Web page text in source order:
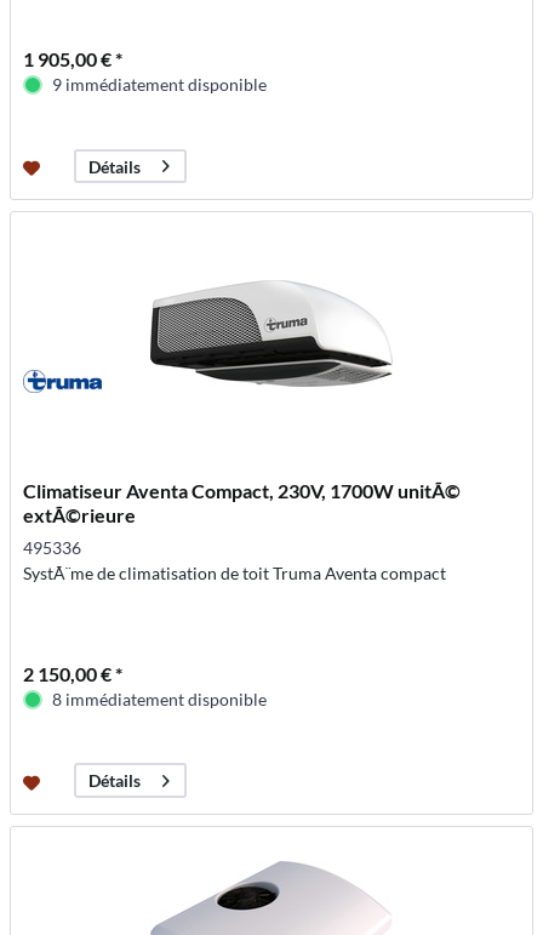
1 905,00 € *
9 immédiatement disponible
Détails
Climatiseur Aventa Compact, 230V, 1700W unitÃ©
extÃ©rieure
495336
SystÃ¨me de climatisation de toit Truma Aventa compact
2 150,00 € *
8 immédiatement disponible
Détails